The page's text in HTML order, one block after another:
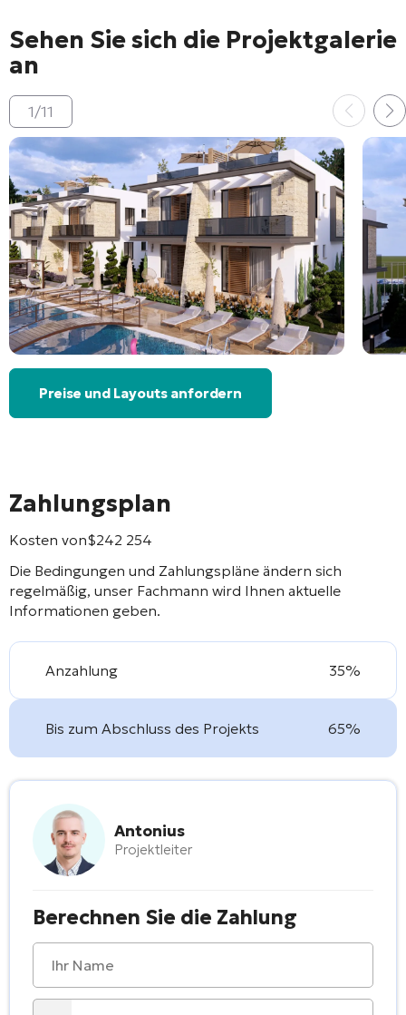
Sehen Sie sich die Projektgalerie
an
1/11
Preise und Layouts anfordern
Zahlungsplan
Kosten von$242 254
Die Bedingungen und Zahlungspläne ändern sich
regelmäßig, unser Fachmann wird Ihnen aktuelle
Informationen geben.
Anzahlung 35%
Bis zum Abschluss des Projekts 65%
Antonius
Projektleiter
Berechnen Sie die Zahlung